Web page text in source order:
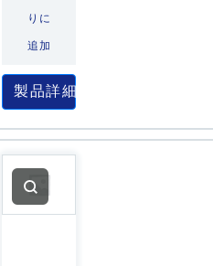
りに
追加
製品詳細